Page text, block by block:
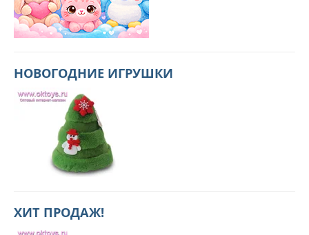
НОВОГОДНИЕ ИГРУШКИ
ХИТ ПРОДАЖ!